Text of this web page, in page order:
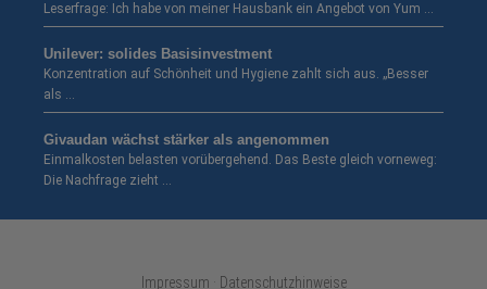
Leserfrage: Ich habe von meiner Hausbank ein Angebot von Yum …
Unilever: solides Basisinvestment
Konzentration auf Schönheit und Hygiene zahlt sich aus. „Besser
als …
Givaudan wächst stärker als angenommen
Einmalkosten belasten vorübergehend. Das Beste gleich vorneweg:
Die Nachfrage zieht …
Impressum · Datenschutzhinweise